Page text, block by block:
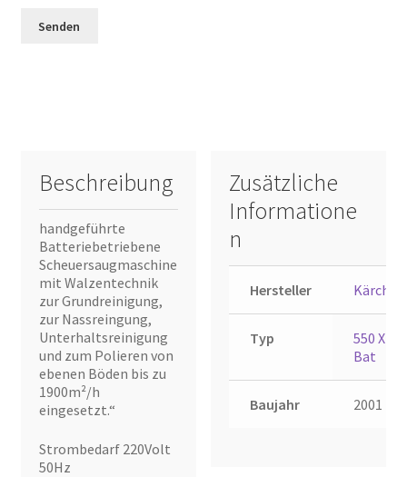
Beschreibung
handgeführte
Batteriebetriebene
Scheuersaugmaschine
mit Walzentechnik
zur Grundreinigung,
zur Nassreingung,
Unterhaltsreinigung
und zum Polieren von
ebenen Böden bis zu
1900m²/h
eingesetzt.“
Strombedarf 220Volt
50Hz
Zusätzliche
Informatione
n
Hersteller Kärcher
Typ
550 XL
Bat
Baujahr 2001